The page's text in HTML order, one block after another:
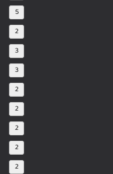
5
2
3
3
2
2
2
2
2